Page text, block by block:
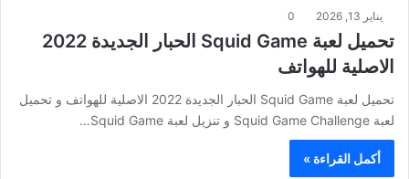
يناير 13, 2026 0
تحميل لعبة Squid Game الحبار الجديدة 2022
الاصلية للهواتف
تحميل لعبة Squid Game الحبار الجديدة 2022 الاصلية للهواتف و تحميل
لعبة Squid Game Challenge و تنزيل لعبة Squid Game…
أكمل القراءة »